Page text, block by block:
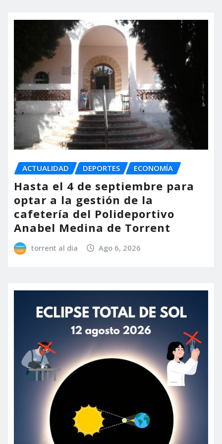
ACTUALIDAD DEPORTES ECONOMÍA
Hasta el 4 de septiembre para
optar a la gestión de la
cafetería del Polideportivo
Anabel Medina de Torrent
torrent al dia Ago 6, 2026